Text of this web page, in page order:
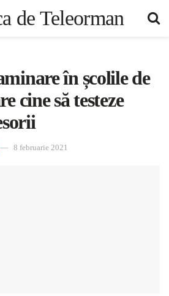
în școlile de
cine să testeze
8 februarie 2021